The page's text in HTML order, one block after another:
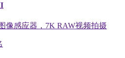
像感应器，7K RAW视频拍摄